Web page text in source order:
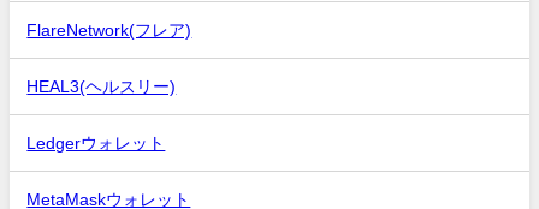
FlareNetwork(フレア)
HEAL3(ヘルスリー)
Ledgerウォレット
MetaMaskウォレット